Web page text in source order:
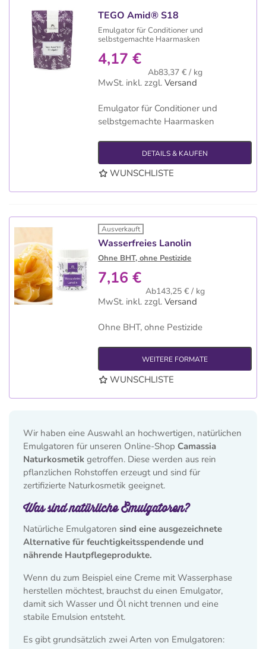
TEGO Amid® S18
Emulgator für Conditioner und
selbstgemachte Haarmasken
4,17 €
Ab83,37 € / kg
MwSt. inkl. zzgl. Versand
Emulgator für Conditioner und
selbstgemachte Haarmasken
DETAILS & KAUFEN
WUNSCHLISTE
Ausverkauft
Wasserfreies Lanolin
Ohne BHT, ohne Pestizide
7,16 €
Ab143,25 € / kg
MwSt. inkl. zzgl. Versand
Ohne BHT, ohne Pestizide
WEITERE FORMATE
WUNSCHLISTE
Wir haben eine Auswahl an hochwertigen, natürlichen
Emulgatoren für unseren Online-Shop Camassia
Naturkosmetik getroffen. Diese werden aus rein
pflanzlichen Rohstoffen erzeugt und sind für
zertifizierte Naturkosmetik geeignet.
Was sind natürliche Emulgatoren?
Natürliche Emulgatoren sind eine ausgezeichnete
Alternative für feuchtigkeitsspendende und
nährende Hautpflegeprodukte.
Wenn du zum Beispiel eine Creme mit Wasserphase
herstellen möchtest, brauchst du einen Emulgator,
damit sich Wasser und Öl nicht trennen und eine
stabile Emulsion entsteht.
Es gibt grundsätzlich zwei Arten von Emulgatoren: